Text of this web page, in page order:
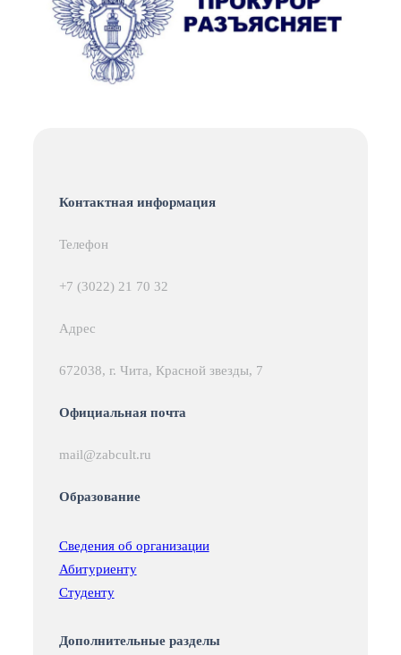
Контактная информация
Телефон
+7 (3022) 21 70 32
Адрес
672038, г. Чита, Красной звезды, 7
Официальная почта
mail@zabcult.ru
Образование
Сведения об организации
Абитуриенту
Студенту
Дополнительные разделы